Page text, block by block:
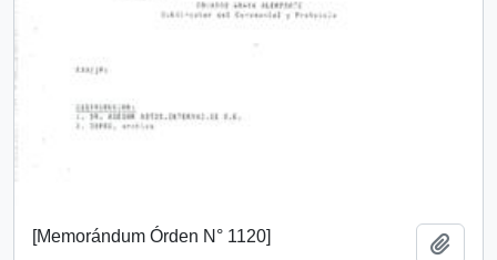
[Memorándum Órden N° 1120]